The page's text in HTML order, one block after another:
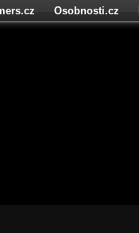
Osobnosti.cz